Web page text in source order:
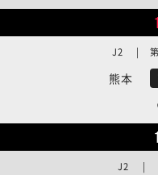
熊本
J2 | 第
J2 | ト